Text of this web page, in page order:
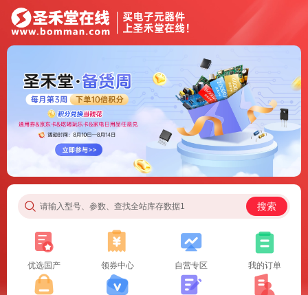
请输入型号、参数、查找全站库存数据1 搜索
优选国产 领券中心 自营专区 我的订单